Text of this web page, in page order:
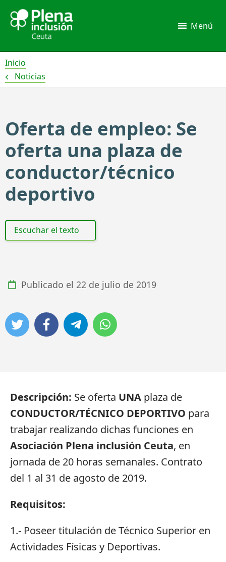
contenido
Menú
Inicio
Noticias
Oferta de empleo: Se
oferta una plaza de
conductor/técnico
deportivo
Escuchar el texto
Publicado el 22 de julio de 2019
Descripción: Se oferta UNA plaza de
CONDUCTOR/TÉCNICO DEPORTIVO para
trabajar realizando dichas funciones en
Asociación Plena inclusión Ceuta, en
jornada de 20 horas semanales. Contrato
del 1 al 31 de agosto de 2019.
Requisitos:
1.- Poseer titulación de Técnico Superior en
Actividades Físicas y Deportivas.